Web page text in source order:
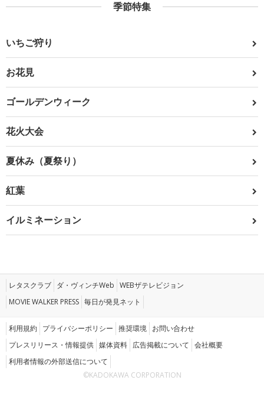
季節特集
いちご狩り
お花見
ゴールデンウィーク
花火大会
夏休み（夏祭り）
紅葉
イルミネーション
レタスクラブ ダ・ヴィンチWeb WEBザテレビジョン
MOVIE WALKER PRESS 毎日が発見ネット
利用規約 プライバシーポリシー 推奨環境 お問い合わせ
プレスリリース・情報提供 媒体資料 広告掲載について 会社概要
利用者情報の外部送信について
©KADOKAWA CORPORATION